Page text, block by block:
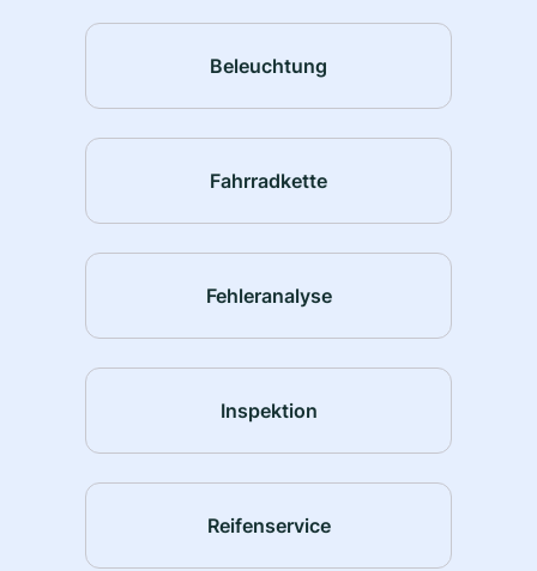
Beleuchtung
Fahrradkette
Fehleranalyse
Inspektion
Reifenservice